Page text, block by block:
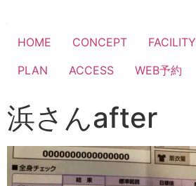
HOME CONCEPT FACILITY
PLAN
ACCESS WEB予約
浜さんafter